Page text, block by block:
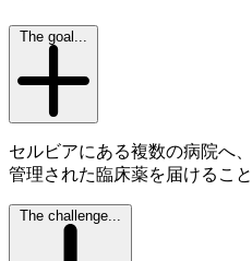
The goal...
セルビアにある複数の病院へ
管理された臨床薬を届けること
The challenge...